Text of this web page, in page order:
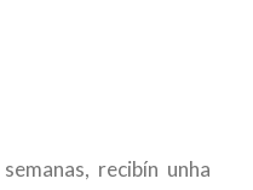
recibín unha